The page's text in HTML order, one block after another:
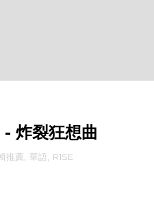
- 炸裂狂想曲
推薦 華語 R1SE